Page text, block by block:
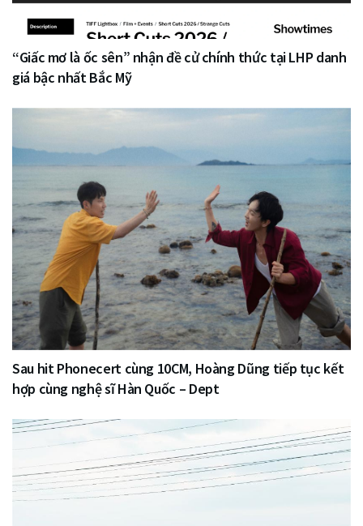
“Giấc mơ là ốc sên” nhận đề cử chính thức tại LHP danh
giá bậc nhất Bắc Mỹ
Sau hit Phonecert cùng 10CM, Hoàng Dũng tiếp tục kết
hợp cùng nghệ sĩ Hàn Quốc – Dept